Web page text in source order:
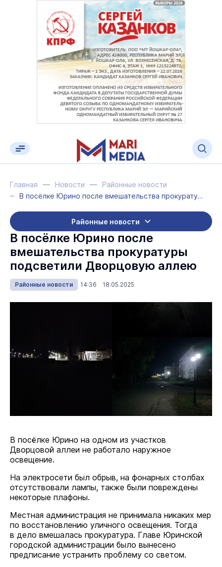
Главная Новости
Районные новости
В посёлке Юрино после вмешательства прокуратуры подсветили Дворцовую аллею
Районные новости
В посёлке Юрино после
вмешательства прокуратуры
подсветили Дворцовую аллею
Районные новости 14:36 18.05.2025
В посёлке Юрино на одном из участков
Дворцовой аллеи не работало наружное
освещение.
На электросети был обрыв, на фонарных столбах
отсутствовали лампы, также были повреждены
некоторые плафоны.
Местная администрация не принимала никаких мер
по восстановлению уличного освещения. Тогда
в дело вмешалась прокуратура. Главе Юринской
городской администрации было вынесено
предписание устранить проблему со светом.